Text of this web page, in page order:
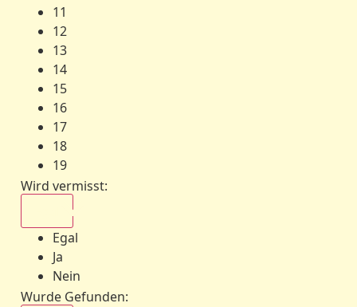
11
12
13
14
15
16
17
18
19
Wird vermisst:
Egal
Ja
Nein
Wurde Gefunden: